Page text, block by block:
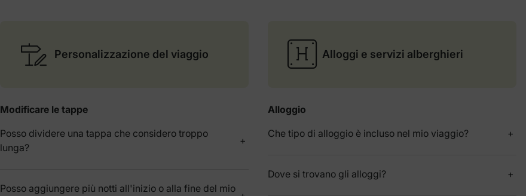
Personalizzazione del viaggio
Modificare le tappe
Posso dividere una tappa che considero troppo
lunga?
Posso aggiungere più notti all'inizio o alla fine del mio
Alloggi e servizi alberghieri
Alloggio
Che tipo di alloggio è incluso nel mio viaggio?
Dove si trovano gli alloggi?